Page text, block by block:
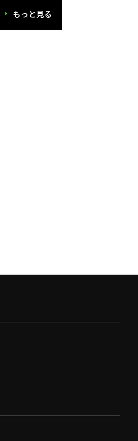
もっと見る